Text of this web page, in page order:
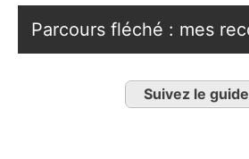
Parcours fléché : mes
Suivez le